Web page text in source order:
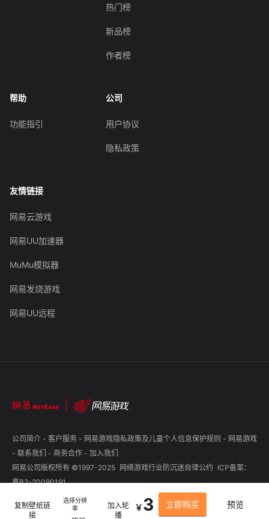
复制壁纸链
接
选择分辨
率
加入轮
播
￥3 立即购买 预览
热门榜
新品榜
作者榜
帮助
功能指引
公司
用户协议
隐私政策
友情链接
网易云游戏
网易UU加速器
MuMu模拟器
网易发烧游戏
网易UU远程
公司简介 - 客户服务 - 网易游戏隐私政策及儿童个人信息保护规则 - 网易游戏
- 联系我们 - 商务合作 - 加入我们
网易公司版权所有 ©1997-2025 网络游戏行业防沉迷自律公约 ICP备案：
粤B2-20090191